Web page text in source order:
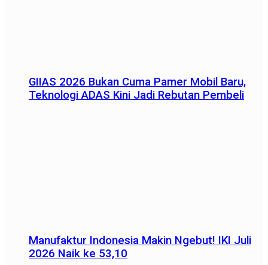
GIIAS 2026 Bukan Cuma Pamer Mobil Baru,
Teknologi ADAS Kini Jadi Rebutan Pembeli
Manufaktur Indonesia Makin Ngebut! IKI Juli
2026 Naik ke 53,10